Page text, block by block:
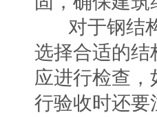
对于钢结
选择合适的结
应进行检查
行验收时还要